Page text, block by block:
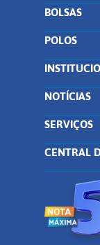
BOLSAS
POLOS
NOTÍCIAS
SERVIÇOS
CENTRAL